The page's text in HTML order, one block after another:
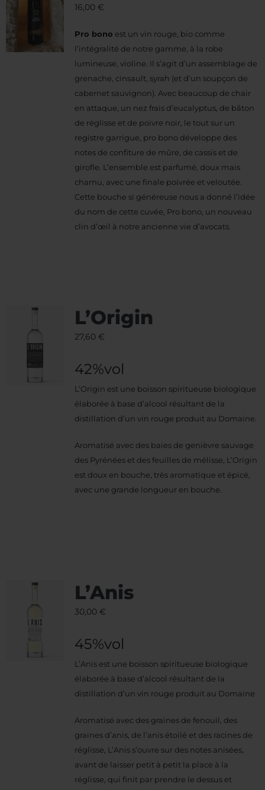
16,00 €
Pro bono est un vin rouge, bio comme
l’intégralité de notre gamme, à la robe
lumineuse, violine. Il s’agit d’un assemblage de
grenache, cinsault, syrah (et d’un soupçon de
cabernet sauvignon). Avec beaucoup de chair
en attaque, un nez frais d’eucalyptus, de bâton
de réglisse et de poivre noir, le tout sur un
registre garrigue, pro bono développe des
notes de confiture de mûre, de cassis et de
girofle. L’ensemble est parfumé, doux mais
charnu, avec une finale poivrée et veloutée.
Cette bouche si généreuse nous a donné l’idée
du nom de cette cuvée, Pro bono, un nouveau
clin d’œil à notre ancienne vie d’avocats.
L’Origin
27,60 €
42%vol
L’Origin est une boisson spiritueuse biologique
élaborée à base d’alcool résultant de la
distillation d’un vin rouge produit au Domaine.
Aromatisé avec des baies de genièvre sauvage
des Pyrénées et des feuilles de mélisse, L’Origin
est doux en bouche, très aromatique et épicé,
avec une grande longueur en bouche.
L’Anis
30,00 €
45%vol
L’Anis est une boisson spiritueuse biologique
élaborée à base d’alcool résultant de la
distillation d’un vin rouge produit au Domaine
Aromatisé avec des graines de fenouil, des
graines d’anis, de l’anis étoilé et des racines de
réglisse, L’Anis s’ouvre sur des notes anisées,
avant de laisser petit à petit la place à la
réglisse, qui finit par prendre le dessus et